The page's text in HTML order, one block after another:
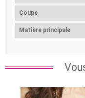
Coupe
Matière principale